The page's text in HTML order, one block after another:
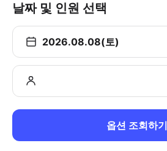
날짜 및 인원 선택
2026.08.08(토)
옵션 조회하기